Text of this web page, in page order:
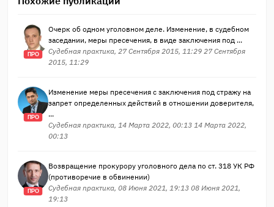
ПРО
Очерк об одном уголовном деле. Изменение, в судебном
заседании, меры пресечения, в виде заключения под ...
Судебная практика, 27 Сентября 2015, 11:29 27 Сентября
2015, 11:29
ПРО
Изменение меры пресечения с заключения под стражу на
запрет определенных действий в отношении доверителя,
...
Судебная практика, 14 Марта 2022, 00:13 14 Марта 2022,
00:13
ПРО
Возвращение прокурору уголовного дела по ст. 318 УК РФ
(противоречие в обвинении)
Судебная практика, 08 Июня 2021, 19:13 08 Июня 2021,
19:13